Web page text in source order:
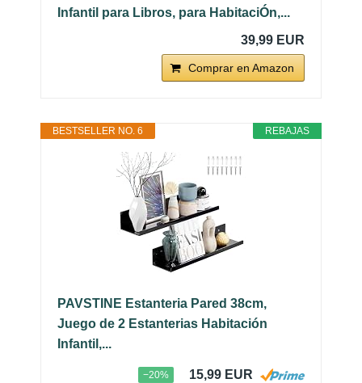
Infantil para Libros, para HabitaciÓn,...
39,99 EUR
Comprar en Amazon
REBAJAS
BESTSELLER NO. 6
PAVSTINE Estanteria Pared 38cm,
Juego de 2 Estanterias Habitación
Infantil,...
−20% 15,99 EUR